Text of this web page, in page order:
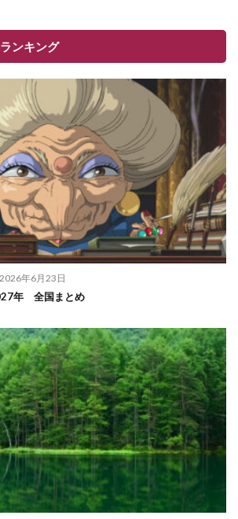
ンキング
2026年6月23日
年 全国まとめ